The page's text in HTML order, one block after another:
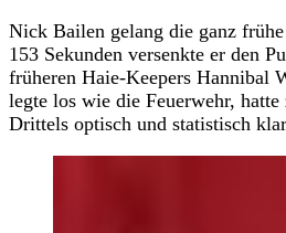
Nick Bailen gelang die ganz
153 Sekunden versenkte er den
früheren Haie-Keepers Hannibal
legte los wie die Feuerwehr,
Drittels optisch und statistisch